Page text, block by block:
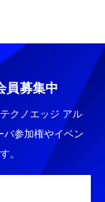
員募集中
クノエッジ アル
バ参加権やイベン
。